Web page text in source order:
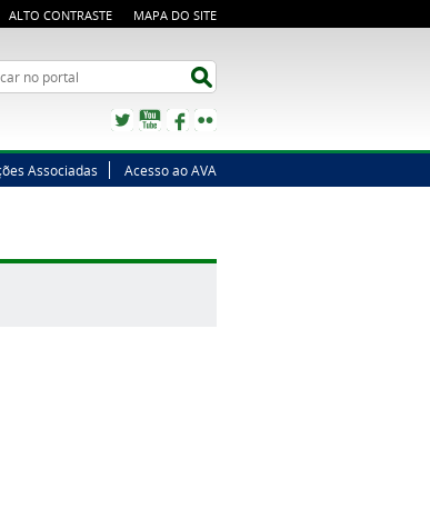
ALTO CONTRASTE MAPA DO SITE
no portal
TwitterYouTubeFacebook
Associadas Acesso ao AVA